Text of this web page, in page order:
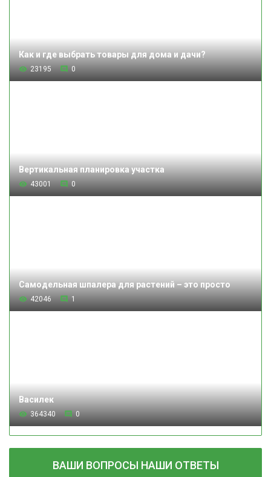
Как и где выбрать товары для дома и дачи?
23195 0
Вертикальная планировка участка
43001 0
Самодельная шпалера для растений – это просто
42046 1
Василек
364340 0
ВАШИ ВОПРОСЫ НАШИ ОТВЕТЫ